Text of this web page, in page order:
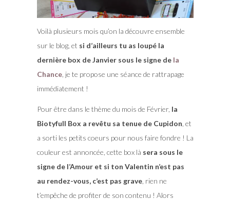
Voilà plusieurs mois qu’on la découvre ensemble
sur le blog, et si d’ailleurs tu as loupé la
dernière box de Janvier sous le signe de la
Chance, je te propose une séance de rattrapage
immédiatement !
Pour être dans le thème du mois de Février, la
Biotyfull Box a revêtu sa tenue de Cupidon , et
a sorti les petits coeurs pour nous faire fondre ! La
couleur est annoncée, cette box là sera sous le
signe de l’Amour et si ton Valentin n’est pas
au rendez-vous, c’est pas grave, rien ne
t’empêche de profiter de son contenu ! Alors